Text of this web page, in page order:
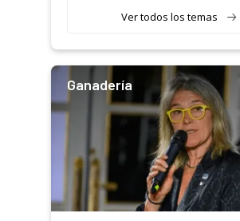
variedades que marcan un
salto tecnológico en genética y
Ver todos los temas
Ganadería